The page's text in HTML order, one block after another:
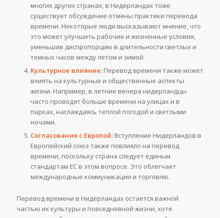
многих других странах, в Нидерландах тоже
существует обсуждение отмены практики перевода
времени. Некоторые люди высказывают мнение, что
это может улучшить рабочие и жизненные условия,
уменьшив диспропорцию в длительности светлых и
темных часов между летом и зимой.
Культурное влияние:Перевод времени также может
влиять на культурные и общественные аспекты
жизни. Например, в летние вечера нидерландцы
часто проводят больше времени на улицах и в
парках, наслаждаясь теплой погодой и светлыми
ночами.
Согласование с Европой:Вступление Нидерландов в
Европейский союз также повлияло на перевод
времени, поскольку страна следует единым
стандартам ЕС в этом вопросе. Это облегчает
международные коммуникации и торговлю.
Перевод времени в Нидерландах остается важной
частью их культуры и повседневной жизни, хотя